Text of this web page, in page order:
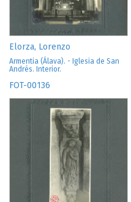
Elorza, Lorenzo
Armentia (Álava). - Iglesia de San
Andrés. Interior.
FOT-00136